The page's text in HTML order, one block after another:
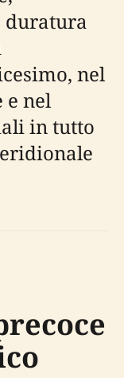
duratura
nel
nel
in tutto